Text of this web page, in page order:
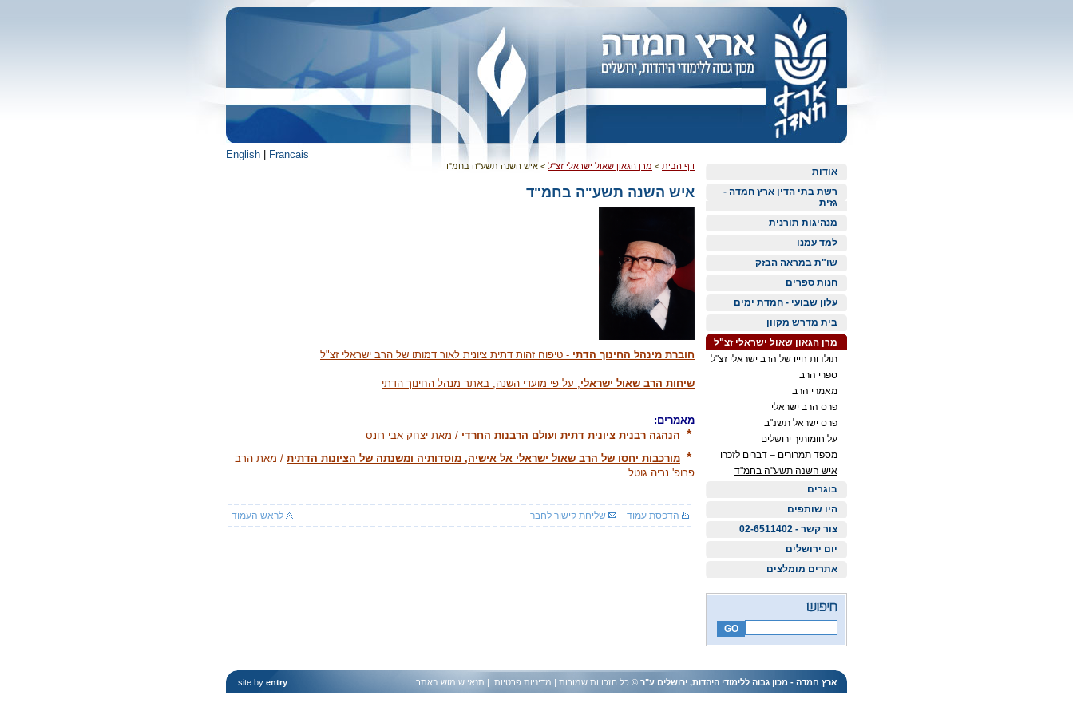
English Francais
אודות
רשת בתי הדין ארץ חמדה -
גזית
מנהיגות תורנית
למד עמנו
שו"ת במראה הבזק
חנות ספרים
עלון שבועי - חמדת ימים
בית מדרש מקוון
מרן הגאון שאול ישראלי זצ"ל
תולדות חייו של הרב ישראלי זצ"ל
ספרי הרב
מאמרי הרב
פרס הרב ישראלי
פרס ישראל תשנ"ב
על חומותיך ירושלים
מספד תמרורים – דברים לזכרו
איש השנה תשע"ה בחמ"ד
בוגרים
היו שותפים
צור קשר - 02-6511402
יום ירושלים
אתרים מומלצים
דף הבית > מרן הגאון שאול ישראלי זצ"ל > איש השנה תשע"ה בחמ"ד
איש השנה תשע"ה בחמ"ד
חוברת מינהל החינוך הדתי - טיפוח זהות דתית ציונית לאור דמותו של הרב ישראלי זצ"ל
שיחות הרב שאול ישראלי, על פי מועדי השנה, באתר מנהל החינוך הדתי
מאמרים:
* הנהגה רבנית ציונית דתית ועולם הרבנות החרדי / מאת יצחק אבי רונס
* מורכבות יחסו של הרב שאול ישראלי אל אישיה, מוסדותיה ומשנתה של הציונות הדתית / מאת הרב
פרופ' נריה גוטל
לראש העמוד הדפסת עמוד שליחת קישור לחבר
site by entry ארץ חמדה - מכון גבוה ללימודי היהדות, ירושלים ע"ר © כל הזכויות שמורות | מדיניות פרטיות . | תנאי שימוש באתר